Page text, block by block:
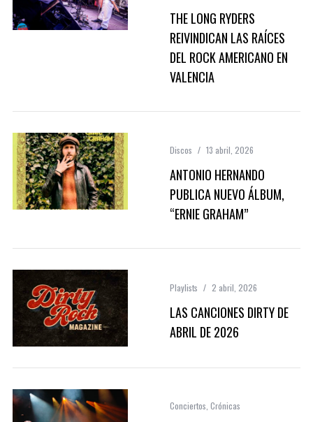
THE LONG RYDERS
REIVINDICAN LAS RAÍCES
DEL ROCK AMERICANO EN
VALENCIA
Discos 13 abril, 2026
ANTONIO HERNANDO
PUBLICA NUEVO ÁLBUM,
“ERNIE GRAHAM”
Playlists 2 abril, 2026
LAS CANCIONES DIRTY DE
ABRIL DE 2026
Conciertos Crónicas